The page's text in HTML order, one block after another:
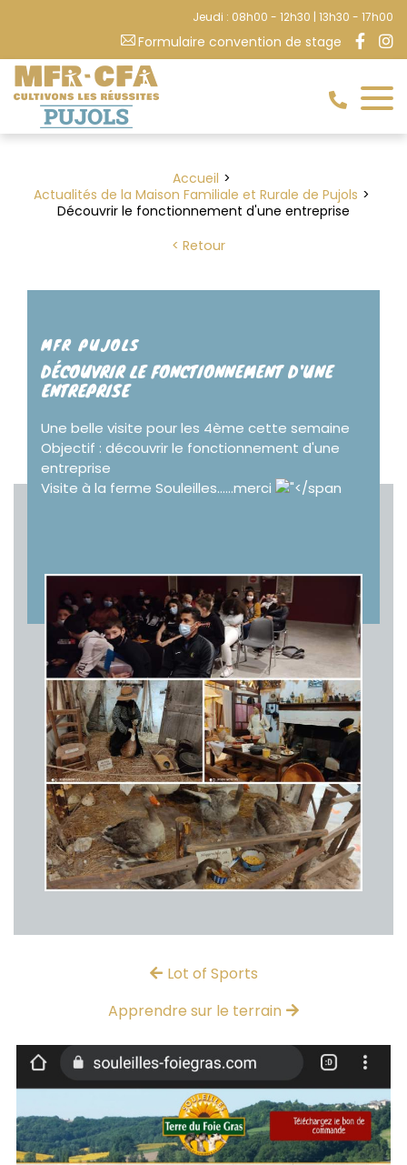
Jeudi : 08h00 - 12h30 | 13h30 - 17h00
Formulaire convention de stage
Accueil
Actualités de la Maison Familiale et Rurale de Pujols
Découvrir le fonctionnement d'une entreprise
Retour
MFR PUJOLS
DÉCOUVRIR LE FONCTIONNEMENT D'UNE
ENTREPRISE
Une belle visite pour les 4ème cette semaine
Objectif : découvrir le fonctionnement d'une
entreprise
Visite à la ferme Souleilles......merci
Lot of Sports
Apprendre sur le terrain